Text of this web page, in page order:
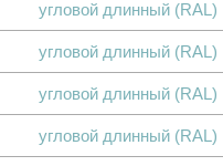
угловой длинный (RAL)
угловой длинный (RAL)
угловой длинный (RAL)
угловой длинный (RAL)